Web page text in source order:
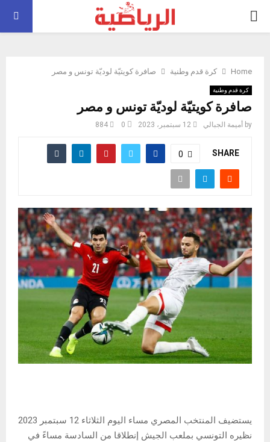
PRIMARY
Home كرة قدم وطنية صافرة كويتيّة لوديّة تونس و مصر
كرة قدم وطنية
صافرة كويتيّة لوديّة تونس و مصر
by أميمة الجبالي 12 سبتمبر، 2023 0
884
SHARE
0
يستضيف المنتخب المصري مساء اليوم الثلاثاء 12 سبتمبر 2023
نظيره التونسي بملعب الجيش إنطلاقا من السادسة مساءً في